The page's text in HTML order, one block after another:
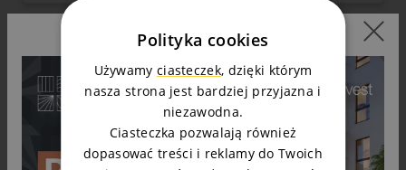
Wyszukaj
Polityka cookies
Używamy ciasteczek, dzięki którym
nasza strona jest bardziej przyjazna i
niezawodna.
Ciasteczka pozwalają również
dopasować treści i reklamy do Twoich